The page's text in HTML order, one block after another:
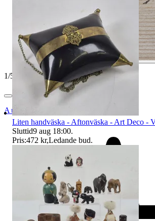
1/5
Auktionsbyra
Liten handväska - Aftonväska - Art Deco -
Sluttid9 aug 18:00.
Pris:472 kr,Ledande bud.